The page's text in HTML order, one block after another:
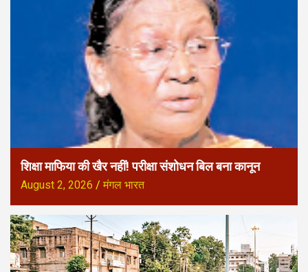
शिक्षा माफिया की खैर नहीं! परीक्षा संशोधन बिल बना कानून
August 2, 2026 मंगल भारत